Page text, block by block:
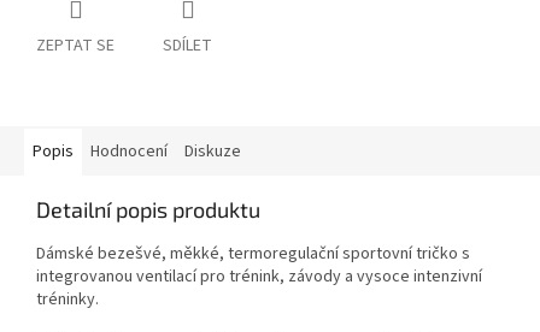
ZEPTAT SE SDÍLET
Popis Hodnocení Diskuze
Detailní popis produktu
Dámské bezešvé, měkké, termoregulační sportovní tričko s
integrovanou ventilací pro trénink, závody a vysoce intenzivní
tréninky.